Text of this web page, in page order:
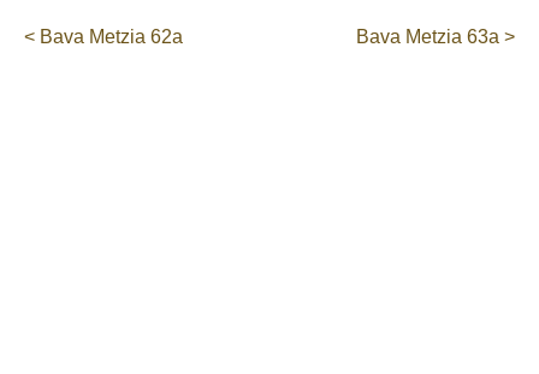
< Bava Metzia 62a Bava Metzia 63a >